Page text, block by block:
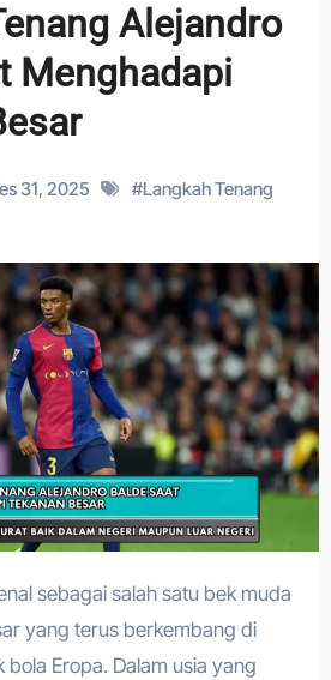
Alejandro
Menghadapi
31, 2025 #Langkah Tenang
yang terus berkembang di
Eropa. Dalam usia yang